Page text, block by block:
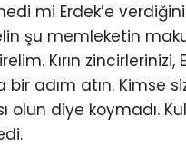
mi Erdek’e
şu memleketin
Kırın zincirlerinizi,
adım atın. Kimse
olun diye koymadı.